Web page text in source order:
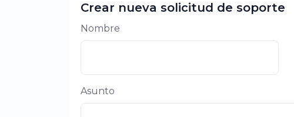
Crear nueva solicitud de soporte
Nombre
Asunto